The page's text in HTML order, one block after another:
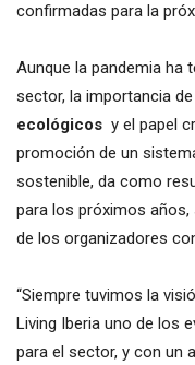
confirmadas para la
Aunque la pandemia ha
sector, la importancia de
ecológicos y el papel
promoción de un
sostenible, da como
para los próximos años,
de los organizadores
“Siempre tuvimos la
Living Iberia uno de los
para el sector, y con un